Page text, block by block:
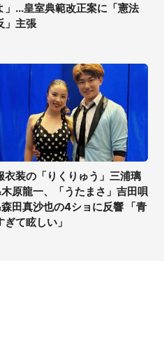
」...皇室典範改正案に「憲法
」主張
衣装の「りくりゅう」三浦璃
原龍一、「うたまさ」吉田唄
田真沙也の4ショに反響 「青
ぎて眩しい」